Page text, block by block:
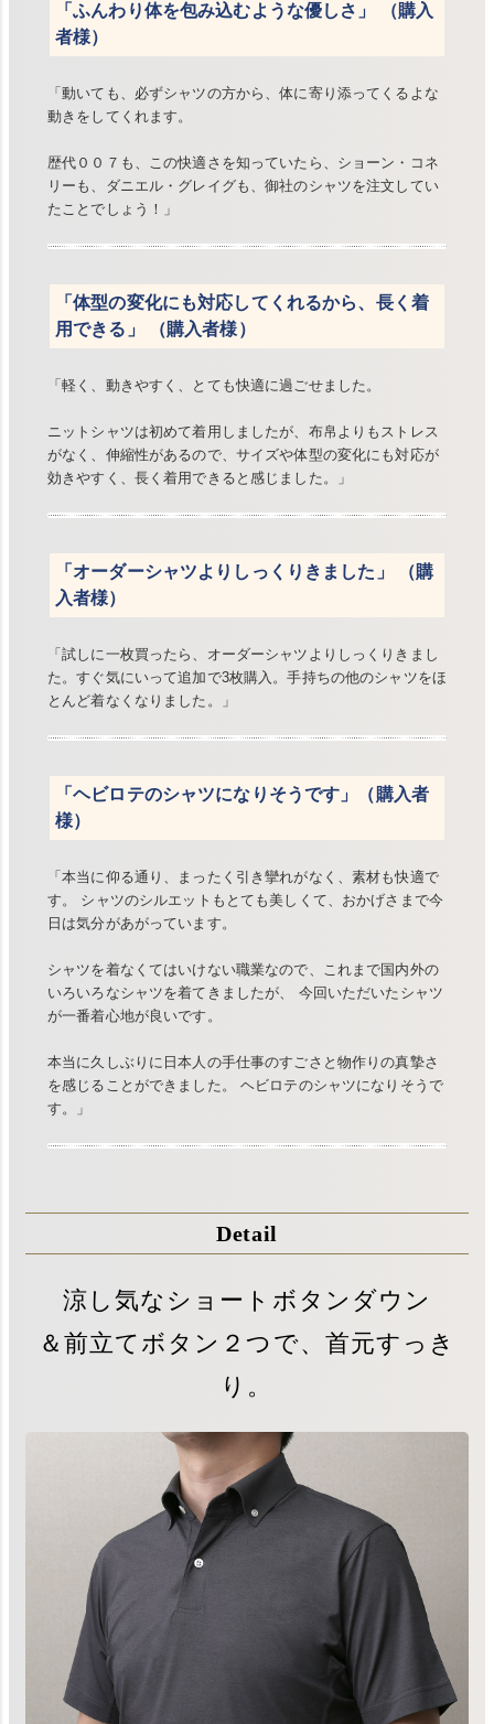
「ふんわり体を包み込むような優しさ」 （購入
者様）
「動いても、必ずシャツの方から、体に寄り添ってくるよな
動きをしてくれます。
歴代００７も、この快適さを知っていたら、ショーン・コネ
リーも、ダニエル・グレイグも、御社のシャツを注文してい
たことでしょう！」
「体型の変化にも対応してくれるから、長く着
用できる」 （購入者様）
「軽く、動きやすく、とても快適に過ごせました。
ニットシャツは初めて着用しましたが、布帛よりもストレス
がなく、伸縮性があるので、サイズや体型の変化にも対応が
効きやすく、長く着用できると感じました。」
「オーダーシャツよりしっくりきました」 （購
入者様）
「試しに一枚買ったら、オーダーシャツよりしっくりきまし
た。すぐ気にいって追加で3枚購入。手持ちの他のシャツをほ
とんど着なくなりました。」
「ヘビロテのシャツになりそうです」（購入者
様）
「本当に仰る通り、まったく引き攣れがなく、素材も快適で
す。 シャツのシルエットもとても美しくて、おかげさまで今
日は気分があがっています。
シャツを着なくてはいけない職業なので、これまで国内外の
いろいろなシャツを着てきましたが、 今回いただいたシャツ
が一番着心地が良いです。
本当に久しぶりに日本人の手仕事のすごさと物作りの真摯さ
を感じることができました。 ヘビロテのシャツになりそうで
す。」
Detail
涼し気なショートボタンダウン
＆前立てボタン２つで、首元すっき
り。